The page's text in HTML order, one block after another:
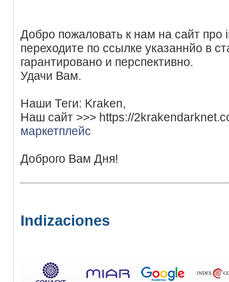
Добро пожаловать к нам на сайт про
переходите по ссылке указаннйо в
гарантировано и перспективно.
Удачи Вам.
Наши Теги: Kraken,
Наш сайт >>> https://
маркетплейс
Доброго Вам Дня!
Indizaciones